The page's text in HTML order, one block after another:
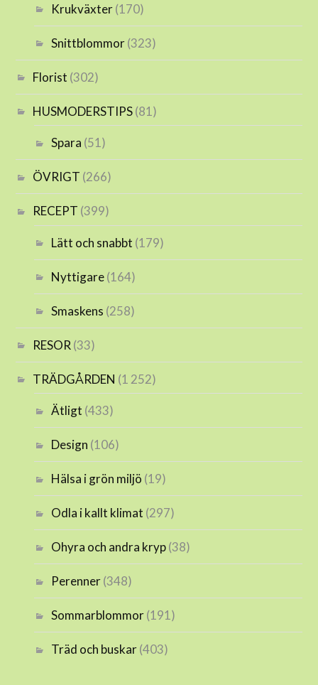
Krukväxter(170)
Snittblommor(323)
Florist (302)
HUSMODERSTIPS(81)
Spara (51)
ÖVRIGT (266)
RECEPT (399)
Lätt och snabbt (179)
Nyttigare(164)
Smaskens (258)
RESOR (33)
TRÄDGÅRDEN (1 252)
Ätligt (433)
Design (106)
Hälsa i grön miljö (19)
Odla i kallt klimat (297)
Ohyra och andra kryp(38)
Perenner(348)
Sommarblommor(191)
Träd och buskar(403)